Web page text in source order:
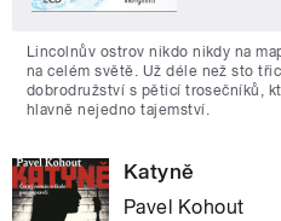
Lincolnův ostrov nikdo nikdy na
na celém světě. Už déle než sto
dobrodružství s pěticí trosečníků,
hlavně nejedno tajemství.
Katyně
Pavel Kohout